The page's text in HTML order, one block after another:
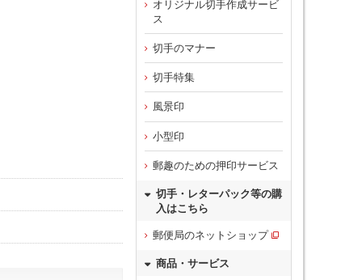
オリジナル切手作成サービ
ス
切手のマナー
切手特集
風景印
小型印
郵趣のための押印サービス
切手・レターパック等の購
入はこちら
郵便局のネットショップ
商品・サービス